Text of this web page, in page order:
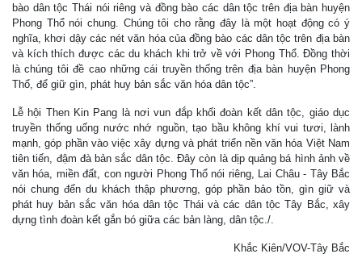
bào dân tộc Thái nói riêng và đồng bào các dân tộc trên địa bàn huyện
Phong Thổ nói chung. Chúng tôi cho rằng đây là một hoạt động có ý
nghĩa, khơi dậy các nét văn hóa của đồng bào các dân tộc trên địa bàn
và kích thích được các du khách khi trở về với Phong Thổ. Đồng thời
là chúng tôi đề cao những cái truyền thống trên địa bàn huyện Phong
Thổ, để giữ gìn, phát huy bản sắc văn hóa dân tộc”.
Lễ hội Then Kin Pang là nơi vun đắp khối đoàn kết dân tộc, giáo dục
truyền thống uống nước nhớ nguồn, tạo bầu không khí vui tươi, lành
mạnh, góp phần vào việc xây dựng và phát triển nền văn hóa Việt Nam
tiên tiến, đậm đà bản sắc dân tộc. Đây còn là dịp quảng bá hình ảnh về
văn hóa, miền đất, con người Phong Thổ nói riêng, Lai Châu - Tây Bắc
nói chung đến du khách thập phương, góp phần bảo tồn, gìn giữ và
phát huy bản sắc văn hóa dân tộc Thái và các dân tộc Tây Bắc, xây
dựng tình đoàn kết gắn bó giữa các bản làng, dân tộc./.
Khắc Kiên/VOV-Tây Bắc